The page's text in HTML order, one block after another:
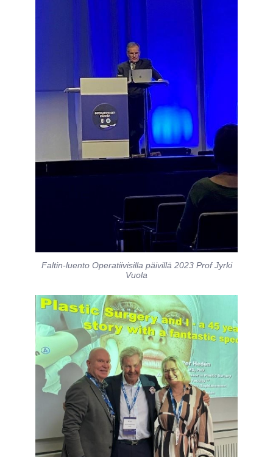
Faltin-luento Operatiivisilla päivillä 2023 Prof Jyrki
Vuola